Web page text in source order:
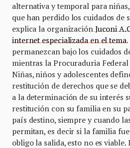
alternativa y temporal para
que han perdido los cuidados de
explica la organización Juconi
internet especializada en el tema
permanezcan bajo los cuidados
mientras la Procuraduria
Niñas, niños y adolescentes
restitución de derechos que se
a la determinación de su interés
restitución con su familia en su
país destino, siempre y cuando
permitan, es decir si la familia
obligo la salida, esto no es viable.